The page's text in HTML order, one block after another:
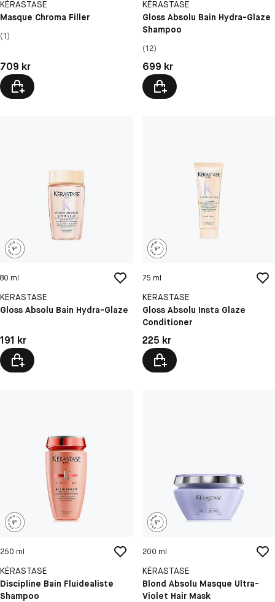
KÉRASTASE
Masque Chroma Filler
(1)
Pris: 709 kr
709 kr
KÉRASTASE
Gloss Absolu Bain Hydra-Glaze
Shampoo
(12)
Pris: 699 kr
699 kr
80 ml
KÉRASTASE
Gloss Absolu Bain Hydra-Glaze
Pris: 191 kr
191 kr
75 ml
KÉRASTASE
Gloss Absolu Insta Glaze
Conditioner
Pris: 225 kr
225 kr
250 ml
KÉRASTASE
Discipline Bain Fluidealiste
Shampoo
200 ml
KÉRASTASE
Blond Absolu Masque Ultra-
Violet Hair Mask